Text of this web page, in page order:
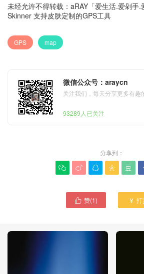
未经允许不得转载： aRAY「爱生活.爱剁手.
Skinner 支持皮肤定制的GPS工具
GPS map
微信公众号：araycn
关注我们，每天分享更多有趣
93289人已关注
分享到：
    
 赞(1)  打